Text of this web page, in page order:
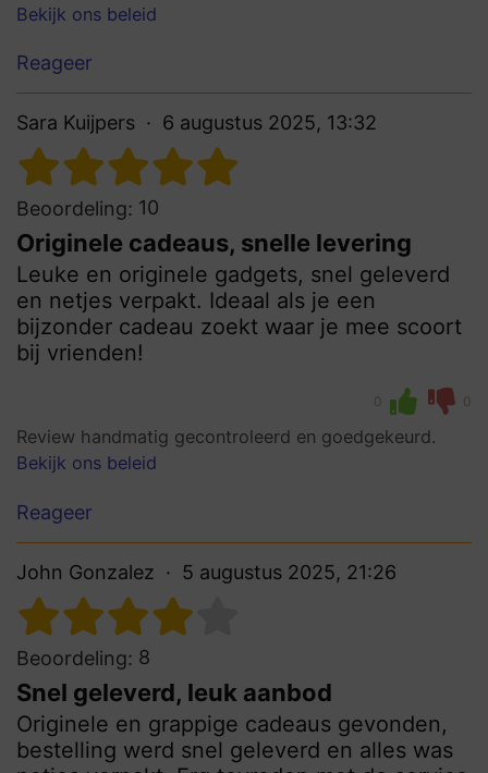
Bekijk ons beleid
Reageer
Sara Kuijpers 6 augustus 2025, 13:32
Beoordeling: 10
Originele cadeaus, snelle levering
Leuke en originele gadgets, snel geleverd
en netjes verpakt. Ideaal als je een
bijzonder cadeau zoekt waar je mee scoort
bij vrienden!
0 0
Review handmatig gecontroleerd en goedgekeurd.
Bekijk ons beleid
Reageer
John Gonzalez 5 augustus 2025, 21:26
Beoordeling: 8
Snel geleverd, leuk aanbod
Originele en grappige cadeaus gevonden,
bestelling werd snel geleverd en alles was